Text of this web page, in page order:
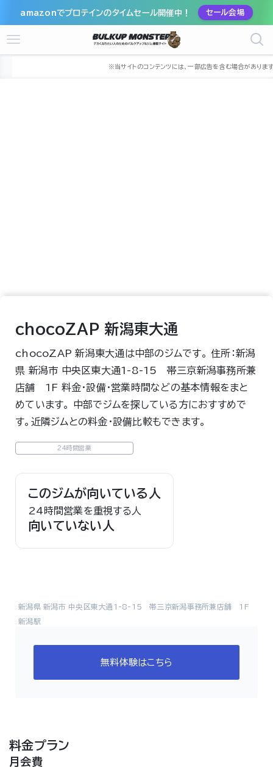
amazonでプロテインのタイムセール開催中！ セール会場
新潟県 新潟市 新潟市中央区
chocoZAP 新潟東大通
chocoZAP 新潟東大通は中部のジムです。 住所：新潟
県 新潟市 中央区東大通1-8-15 帯三京新潟事務所兼
店舗 1F 料金・設備・営業時間などの基本情報をまと
めています。 中部でジムを探している方におすすめで
す。近隣ジムとの料金・設備比較もできます。
24時間営業
このジムが向いている人
24時間営業を重視する人
向いていない人
新潟県 新潟市 中央区東大通1-8-15 帯三京新潟事務所兼店舗 1F
新潟駅
無料体験はこちら
料金プラン
月会費